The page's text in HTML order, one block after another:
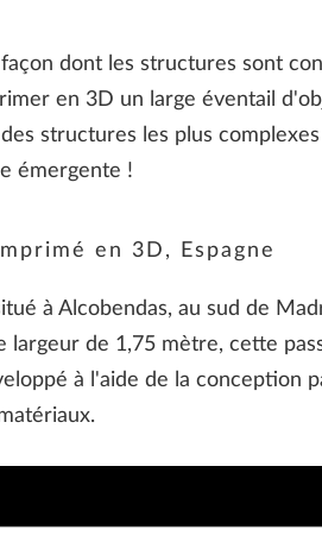
dont les structures sont
en 3D un large éventail
structures les plus
émergente !
en 3D, Espagne
à Alcobendas, au sud de
largeur de 1,75 mètre, cette
à l'aide de la